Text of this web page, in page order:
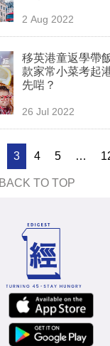
2 Aug 2022
移英港童返學帶
款家常小菜考起
先啱？
26 Jul 2022
3 4 5 …
BACK TO TOP